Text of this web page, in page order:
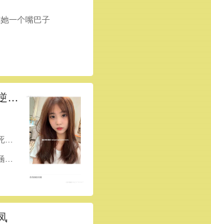
一个嘴巴子
[置顶]西安曲江梦回大唐逆袭记
外形：高挑丽有气质，颜值控的死死的
非常满意，高端上档次而且有内涵，没有白去